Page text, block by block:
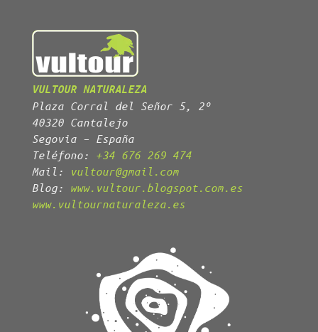
VULTOUR NATURALEZA
Plaza Corral del Señor 5, 2º
40320 Cantalejo
Segovia – España
Teléfono: +34 676 269 474
Mail:
vultour@gmail.com
Blog: www.vultour.blogspot.com.es
www.vultournaturaleza.es